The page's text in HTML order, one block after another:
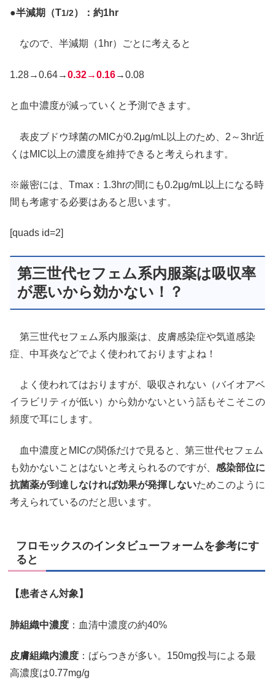
●半減期（T1/2）：約1hr
なので、半減期（1hr）ごとに考えると
1.28→0.64→0.32→0.16→0.08
と血中濃度が減っていくと予測できます。
表皮ブドウ球菌のMICが0.2μg/mL以上のため、2～3hr近
くはMIC以上の濃度を維持できると考えられます。
※厳密には、Tmax：1.3hrの間にも0.2μg/mL以上になる時
間も考慮する必要はあると思います。
[quads id=2]
第三世代セフェム系内服薬は吸収率
が悪いから効かない！？
第三世代セフェム系内服薬は、皮膚感染症や気道感染
症、中耳炎などでよく使われておりますよね！
よく使われてはおりますが、吸収されない（バイオアベ
イラビリティが低い）から効かないという話もそこそこの
頻度で耳にします。
血中濃度とMICの関係だけで見ると、第三世代セフェム
も効かないことはないと考えられるのですが、 感染部位に
抗菌薬が到達しなければ効果が発揮しないためこのように
考えられているのだと思います。
フロモックスのインタビューフォームを参考にす
ると
【患者さん対象】
肺組織中濃度 ：血清中濃度の約40%
皮膚組織内濃度 ：ばらつきが多い。150mg投与による最
高濃度は0.77mg/g